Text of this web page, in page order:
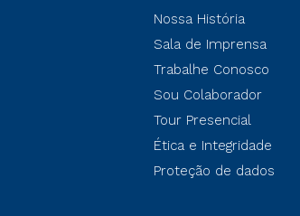
Nossa História
Sala de Imprensa
Trabalhe Conosco
Sou Colaborador
Tour Presencial
Ética e Integridade
Proteção de dados